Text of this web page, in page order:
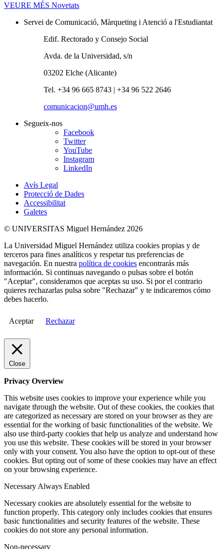
VEURE MÉS Novetats
Servei de Comunicació, Màrqueting i Atenció a l'Estudiantat
Edif. Rectorado y Consejo Social
Avda. de la Universidad, s/n
03202 Elche (Alicante)
Tel. +34 96 665 8743 | +34 96 522 2646
comunicacion@umh.es
Segueix-nos
Facebook
Twitter
YouTube
Instagram
LinkedIn
Avís Legal
Protecció de Dades
Accessibilitat
Galetes
© UNIVERSITAS Miguel Hernández 2026
La Universidad Miguel Hernández utiliza cookies propias y de
terceros para fines analíticos y respetar tus preferencias de
navegación. En nuestra política de cookies encontrarás más
información. Si continuas navegando o pulsas sobre el botón
"Aceptar", consideramos que aceptas su uso. Si por el contrario
quieres rechazarlas pulsa sobre "Rechazar" y te indicaremos cómo
debes hacerlo.
Aceptar Rechazar
Close
Privacy Overview
This website uses cookies to improve your experience while you
navigate through the website. Out of these cookies, the cookies that
are categorized as necessary are stored on your browser as they are
essential for the working of basic functionalities of the website. We
also use third-party cookies that help us analyze and understand how
you use this website. These cookies will be stored in your browser
only with your consent. You also have the option to opt-out of these
cookies. But opting out of some of these cookies may have an effect
on your browsing experience.
Necessary Always Enabled
Necessary cookies are absolutely essential for the website to
function properly. This category only includes cookies that ensures
basic functionalities and security features of the website. These
cookies do not store any personal information.
Non-necessary